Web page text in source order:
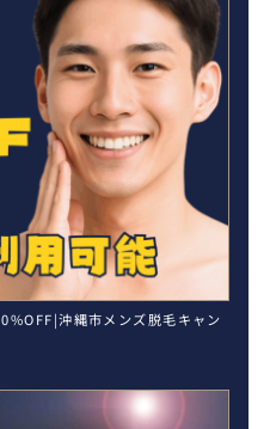
沖縄市メンズ脱毛キャン